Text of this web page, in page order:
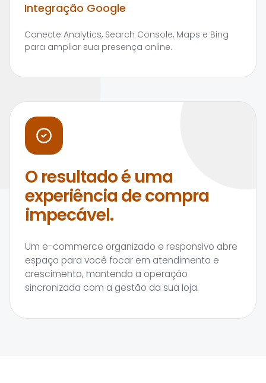
Integração Google
Conecte Analytics, Search Console, Maps e Bing
para ampliar sua presença online.
O resultado é uma
experiência de compra
impecável.
Um e-commerce organizado e responsivo abre
espaço para você focar em atendimento e
crescimento, mantendo a operação
sincronizada com a gestão da sua loja.